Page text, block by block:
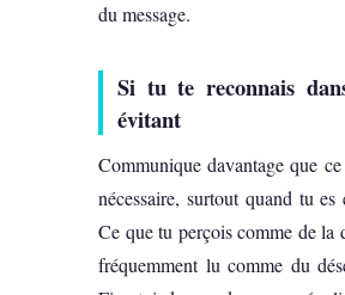
du message.
Si tu te reconnais
évitant
Communique davantage que
nécessaire, surtout quand tu
Ce que tu perçois comme de la
fréquemment lu comme du